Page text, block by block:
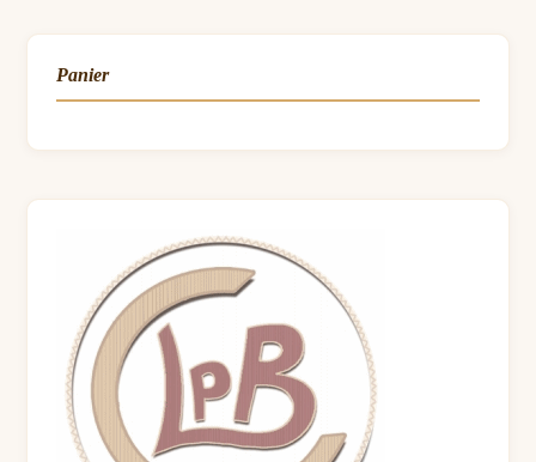
Panier